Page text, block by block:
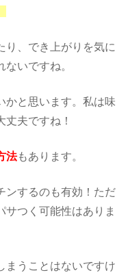
り、でき上がりを気に
いですね。
かと思います。私は味
夫ですね！
法もあります。
ンするのも有効！ただ
サつく可能性はありま
まうことはないですけ